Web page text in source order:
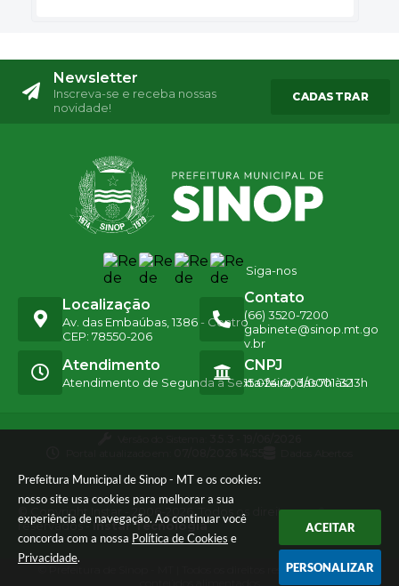
Prefeitura Municipal de Sinop - MT e os cookies:
nosso site usa cookies para melhorar a sua
experiência de navegação. Ao continuar você
concorda com a nossa Política de Cookies e
Privacidade.
ACEITAR
PERSONALIZAR
Newsletter
Inscreva-se e receba nossas
novidade!
CADASTRAR
Siga-nos
Localização
Av. das Embaúbas, 1386 - Centro
CEP: 78550-206
Contato
(66) 3520-7200
gabinete@sinop.mt.go
v.br
Atendimento
Atendimento de Segunda a Sexta-feira, das 7h às 13h
CNPJ
15.024.003/0001-32
© Copyright Instar - 2006-2026. Todos os direitos
reservados - Instar Tecnologia